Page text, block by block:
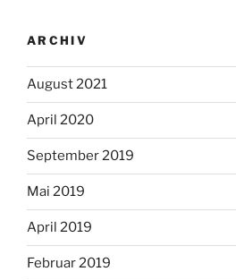
ARCHIV
August 2021
April 2020
September 2019
Mai 2019
April 2019
Februar 2019